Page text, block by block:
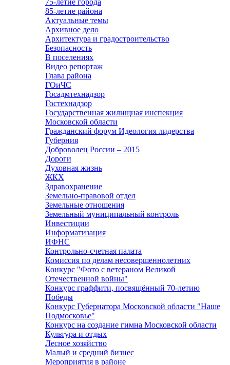
75-летие города
85-летие района
Актуальные темы
Архивное дело
Архитектура и градостроительство
Безопасность
В поселениях
Видео репортаж
Глава района
ГОиЧС
Госадмтехнадзор
Гостехнадзор
Государственная жилищная инспекция
Московской области
Гражданский форум Идеология лидерства
Губерния
Доброволец России – 2015
Дороги
Духовная жизнь
ЖКХ
Здравохранение
Земельно-правовой отдел
Земельные отношения
Земельный муниципальный контроль
Инвестиции
Информатизация
ИФНС
Контрольно-счетная палата
Комиссия по делам несовершеннолетних
Конкурс "Фото с ветераном Великой
Отечественной войны"
Конкурс граффити, посвящённый 70-летию
Победы
Конкурс Губернатора Московской области "Наше
Подмосковье"
Конкурс на создание гимна Московской области
Культура и отдых
Лесное хозяйство
Малый и средний бизнес
Мероприятия в районе